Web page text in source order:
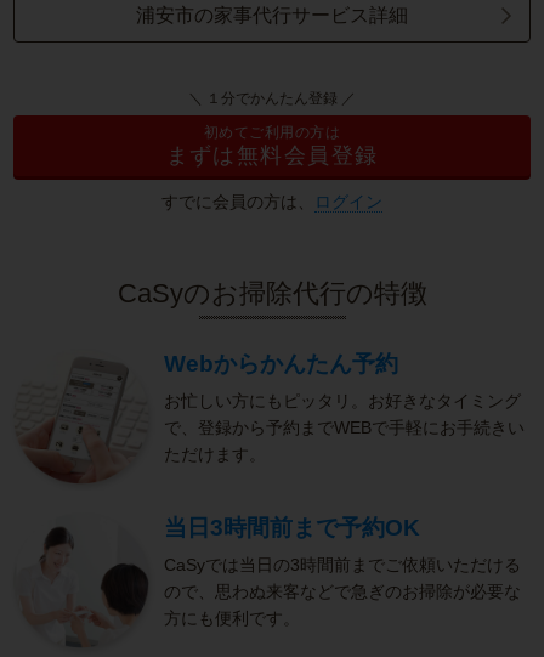
浦安市の家事代行サービス詳細
＼ １分でかんたん登録 ／
初めてご利用の方は
まずは無料会員登録
すでに会員の方は、 ログイン
CaSyのお掃除代行の特徴
Webからかんたん予約
お忙しい方にもピッタリ。お好きなタイミング
で、登録から予約までWEBで手軽にお手続きい
ただけます。
当日3時間前まで予約OK
CaSyでは当日の3時間前までご依頼いただける
ので、思わぬ来客などで急ぎのお掃除が必要な
方にも便利です。